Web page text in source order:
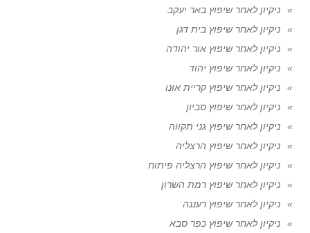
ניקיון לאחר שיפוץ באר יעקב
ניקיון לאחר שיפוץ בית דגן
ניקיון לאחר שיפוץ אור יהודה
ניקיון לאחר שיפוץ יהוד
ניקיון לאחר שיפוץ קריית אונו
ניקיון לאחר שיפוץ סביון
ניקיון לאחר שיפוץ גני תקווה
ניקיון לאחר שיפוץ הרצליה
ניקיון לאחר שיפוץ הרצליה פיתוח
ניקיון לאחר שיפוץ רמת השרון
ניקיון לאחר שיפוץ רעננה
ניקיון לאחר שיפוץ כפר סבא